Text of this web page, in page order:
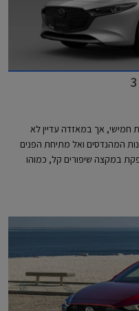
ליום הולדת חמישי, אך במאזדה עדיין לא
המהנדסים ואל מתיחת הפנים
אמצע החיים. מאזדה 3 מסתפקת במקצה שיפורים קל, כמוהו
האירופאי והאמריקאי יקבלו